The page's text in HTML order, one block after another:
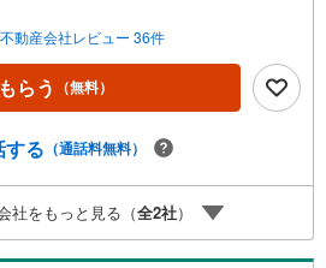
4）延滞、滞納、個信アウト対応可
子ローン（6）金融機関の借入まとめ
引越し費用等おまとめローン（7）永住権
ち家残債有でも相談可能●3つの安心サポ
フトを使用しマイホーム購入の資金計
す。3.どんなに信用のある建築会社でも
することは重要ですよね。弊社は特殊機
スペクションを実施します。
不動産会社レビュー 36件
らう （無料）
する （通話料無料）
社をもっと見る（全2社）